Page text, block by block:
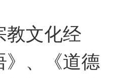
教文化经
》、《道德